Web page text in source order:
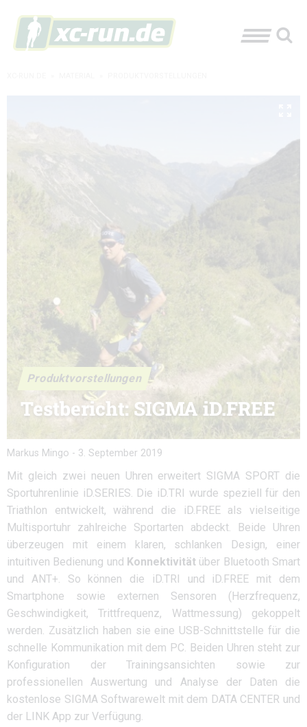
Produktvorstellungen
Testbericht: SIGMA iD.FREE
Markus Mingo - 3. September 2019
Mit gleich zwei neuen Uhren erweitert SIGMA SPORT die
Sportuhrenlinie iD.SERIES. Die iD.TRI wurde speziell für den
Triathlon entwickelt, während die iD.FREE als vielseitige
Multisportuhr zahlreiche Sportarten abdeckt. Beide Uhren
überzeugen mit einem klaren, schlanken Design, einer
intuitiven Bedienung und Konnektivität über Bluetooth Smart
und ANT+. So können die iD.TRI und iD.FREE mit dem
Smartphone sowie externen Sensoren (Herzfrequenz,
Geschwindigkeit, Trittfrequenz, Wattmessung) gekoppelt
werden. Zusätzlich haben sie eine USB-Schnittstelle für die
schnelle Kommunikation mit dem PC. Beiden Uhren steht zur
Konfiguration der Trainingsansichten sowie zur
professionellen Auswertung und Analyse der Daten die
kostenlose SIGMA Softwarewelt mit dem DATA CENTER und
der LINK App zur Verfügung.